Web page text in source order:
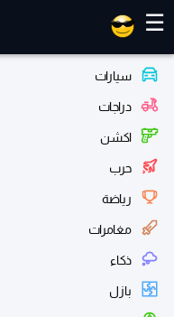
☰
سيارات
دراجات
اكشن
حرب
رياضة
مغامرات
ذكاء
بازل